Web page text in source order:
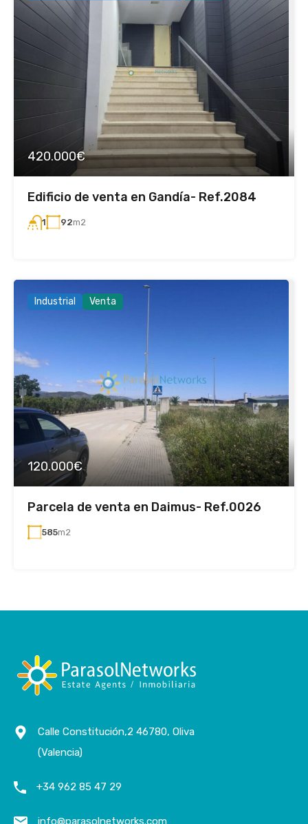
420.000€
Edificio de venta en Gandía- Ref.2084
1 92m2
Industrial Venta
120.000€
Parcela de venta en Daimus- Ref.0026
585m2
Calle Constitución,2 46780, Oliva
(Valencia)
+34 962 85 47 29
info@parasolnetworks.com